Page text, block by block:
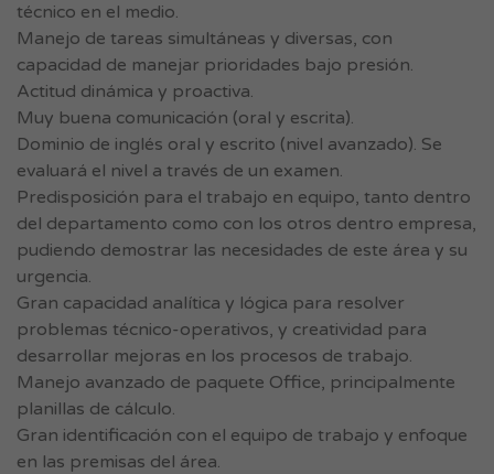
técnico en el medio.
Manejo de tareas simultáneas y diversas, con
capacidad de manejar prioridades bajo presión.
Actitud dinámica y proactiva.
Muy buena comunicación (oral y escrita).
Dominio de inglés oral y escrito (nivel avanzado). Se
evaluará el nivel a través de un examen.
Predisposición para el trabajo en equipo, tanto dentro
del departamento como con los otros dentro empresa,
pudiendo demostrar las necesidades de este área y su
urgencia.
Gran capacidad analítica y lógica para resolver
problemas técnico-operativos, y creatividad para
desarrollar mejoras en los procesos de trabajo.
Manejo avanzado de paquete Office, principalmente
planillas de cálculo.
Gran identificación con el equipo de trabajo y enfoque
en las premisas del área.